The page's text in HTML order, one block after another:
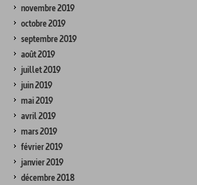
novembre 2019
octobre 2019
septembre 2019
août 2019
juillet 2019
juin 2019
mai 2019
avril 2019
mars 2019
février 2019
janvier 2019
décembre 2018